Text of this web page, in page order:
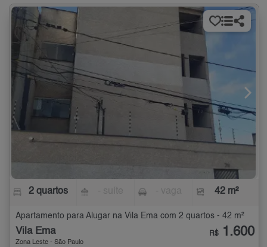
2 quartos 42 m²
Apartamento para Alugar na Vila Ema com 2 quartos - 42 m²
Vila Ema
Zona Leste - São Paulo
R$ 1.600